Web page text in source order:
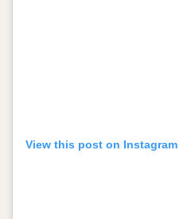
View this post on Instagram